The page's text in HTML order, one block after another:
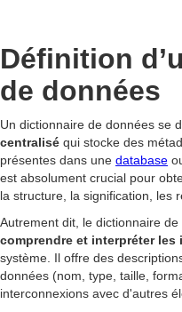
Définition
de données
Un dictionnaire de données se
centralisé qui stocke des
présentes dans une database
est absolument crucial pour
la structure, la signification, les
Autrement dit, le dictionnaire
comprendre et interpréter
système. Il offre des
données (nom, type, taille,
interconnexions avec d'autres